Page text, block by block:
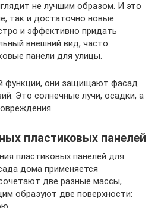
не лучшим образом. И это
так и достаточно новые
и эффективно придать
внешний вид, часто
панели для улицы.
функции, они защищают фасад
Это солнечные лучи, осадки, а
пластиковых панелей
пластиковых панелей для
дома применяется
две разные массы,
образуют две поверхности: